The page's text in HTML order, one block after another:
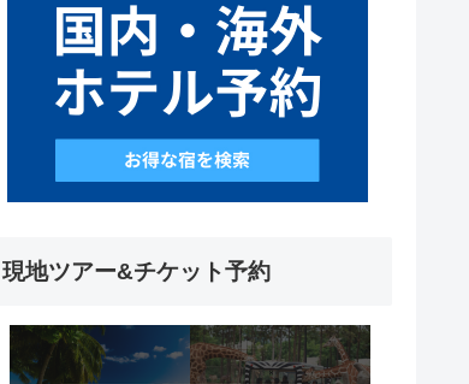
現地ツアー&チケット予約